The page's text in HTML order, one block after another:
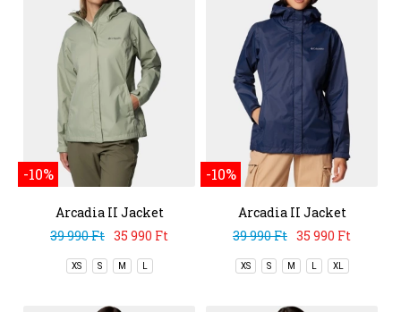
-10%
Arcadia II Jacket
39 990 Ft 35 990 Ft
XS S M L
-10%
Arcadia II Jacket
39 990 Ft 35 990 Ft
XS S M L XL